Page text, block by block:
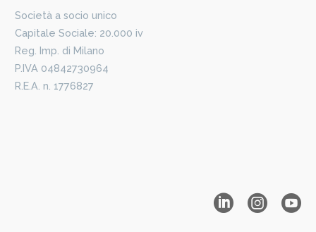
​Società a socio unico
Capitale Sociale: 20.000 iv
Reg. Imp. di Milano
P.IVA 04842730964
R.E.A. n. 1776827